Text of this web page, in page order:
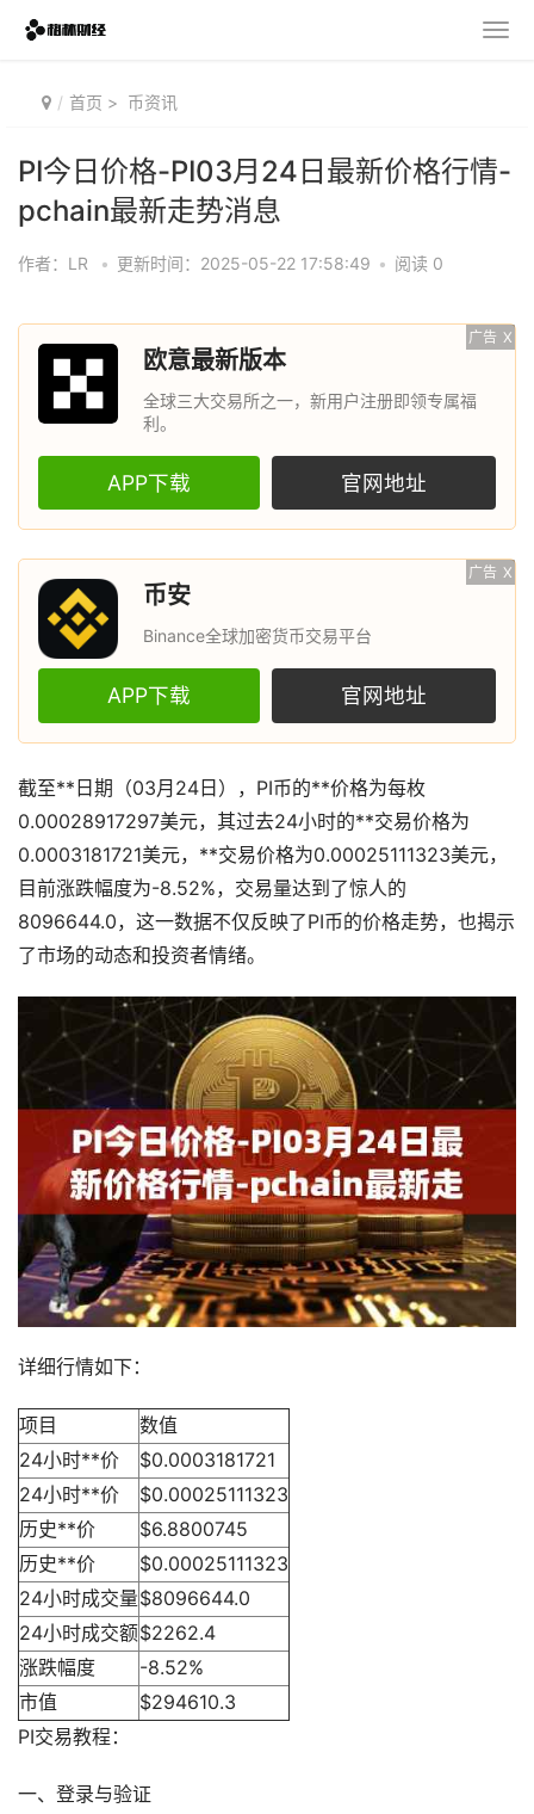
首页 > 币资讯
PI今日价格-PI03月24日最新价格行情-
pchain最新走势消息
作者：LR • 更新时间：2025-05-22 17:58:49 • 阅读 0
广告 X
欧意最新版本
全球三大交易所之一，新用户注册即领专属福
利。
APP下载 官网地址
广告 X
币安
Binance全球加密货币交易平台
APP下载 官网地址
截至**日期（03月24日），PI币的**价格为每枚
0.00028917297美元，其过去24小时的**交易价格为
0.0003181721美元，**交易价格为0.00025111323美元，
目前涨跌幅度为-8.52%，交易量达到了惊人的
8096644.0，这一数据不仅反映了PI币的价格走势，也揭示
了市场的动态和投资者情绪。
详细行情如下：
项目
数值
24小时**价
$0.0003181721
24小时**价
$0.00025111323
历史**价
$6.8800745
历史**价
$0.00025111323
24小时成交量$8096644.0
24小时成交额$2262.4
涨跌幅度
-8.52%
市值
$294610.3
PI交易教程：
一、登录与验证